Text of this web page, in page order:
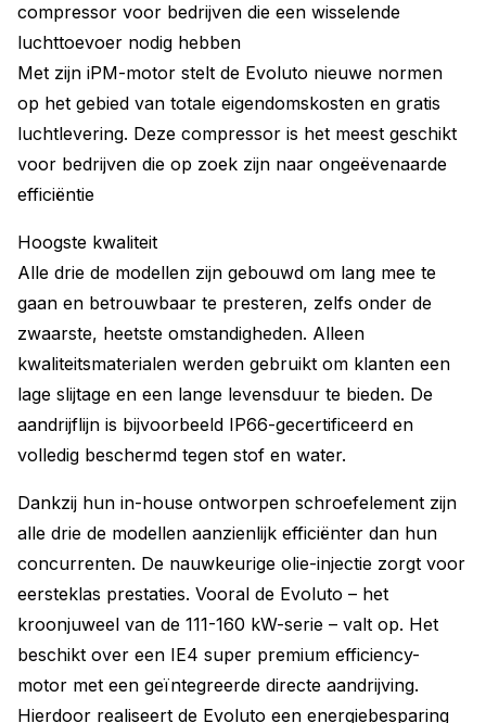
compressor voor bedrijven die een wisselende
luchttoevoer nodig hebben
Met zijn iPM-motor stelt de Evoluto nieuwe normen
op het gebied van totale eigendomskosten en gratis
luchtlevering. Deze compressor is het meest geschikt
voor bedrijven die op zoek zijn naar ongeëvenaarde
efficiëntie
Hoogste kwaliteit
Alle drie de modellen zijn gebouwd om lang mee te
gaan en betrouwbaar te presteren, zelfs onder de
zwaarste, heetste omstandigheden. Alleen
kwaliteitsmaterialen werden gebruikt om klanten een
lage slijtage en een lange levensduur te bieden. De
aandrijflijn is bijvoorbeeld IP66-gecertificeerd en
volledig beschermd tegen stof en water.
Dankzij hun in-house ontworpen schroefelement zijn
alle drie de modellen aanzienlijk efficiënter dan hun
concurrenten. De nauwkeurige olie-injectie zorgt voor
eersteklas prestaties. Vooral de Evoluto – het
kroonjuweel van de 111-160 kW-serie – valt op. Het
beschikt over een IE4 super premium efficiency-
motor met een geïntegreerde directe aandrijving.
Hierdoor realiseert de Evoluto een energiebesparing